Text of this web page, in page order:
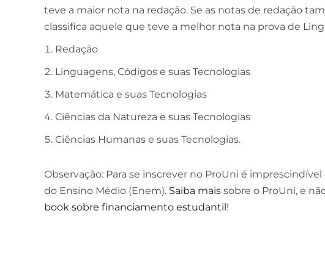
teve a maior nota na redação. Se as notas de redação
classifica aquele que teve a melhor nota na prova de
Redação
Linguagens, Códigos e suas Tecnologias
Matemática e suas Tecnologias
Ciências da Natureza e suas Tecnologias
Ciências Humanas e suas Tecnologias.
Observação: Para se inscrever no ProUni é
do Ensino Médio (Enem). Saiba mais sobre o ProUni, e
book sobre financiamento estudantil!